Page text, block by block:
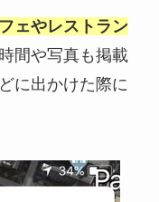
ェやレストラン
間や写真も掲載
に出かけた際に